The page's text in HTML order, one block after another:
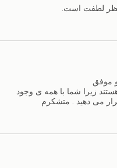
نظر لطفت است.
و موفق
زیرا شما با همه ی وجود
می دهید . متشکرم